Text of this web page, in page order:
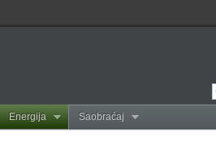
Energija Saobraćaj